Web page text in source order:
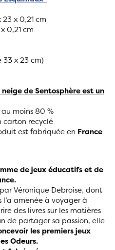
23 x 0,21 cm
0,21 cm
33 x 23 cm)
de Sentosphère est un
moins 80 %
carton recyclé
est fabriquée en France
de jeux éducatifs et de
Véronique Debroise, dont
l’a amenée à voyager à
des livres sur les matières
de partager sa passion, elle
les premiers jeux
Odeurs.